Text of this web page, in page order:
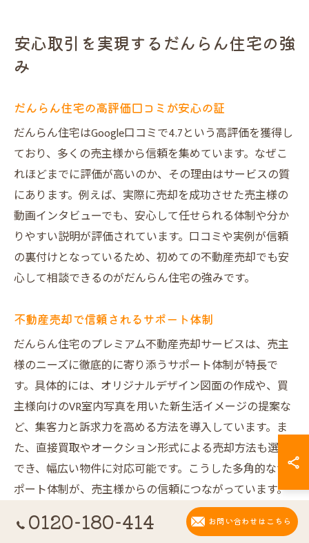
安心取引を実現するだんらん住宅の強
み
だんらん住宅の高評価口コミが安心の証
だんらん住宅はGoogle口コミで4.7という高評価を獲得し
ており、多くの売主様から信頼を集めています。なぜこ
れほどまでに評価が高いのか、その理由はサービスの質
にあります。例えば、実際に売却を成功させた売主様の
動画インタビューでも、安心して任せられる体制や分か
りやすい説明が評価されています。口コミや実例が信頼
の裏付けとなっているため、初めての不動産売却でも安
心して相談できるのがだんらん住宅の強みです。
不動産売却で信頼されるサポート体制
だんらん住宅のプレミアム不動産売却サービスは、売主
様のニーズに徹底的に寄り添うサポート体制が特長で
す。具体的には、オリジナルデザイン図面の作成や、買
主様向けのVR室内写真を用いた新生活イメージの提案な
ど、集客力と訴求力を高める方法を導入しています。ま
た、直接買取やオークション形式による売却方法も選択
でき、幅広い物件に対応可能です。こうした多角的なサ
ポート体制が、売主様からの信頼につながっています。
建物調査とアフターケアが選ばれる理由
0120-180-414 お問い合わせはこちら